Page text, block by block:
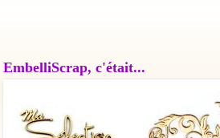
EmbelliScrap, c'était...